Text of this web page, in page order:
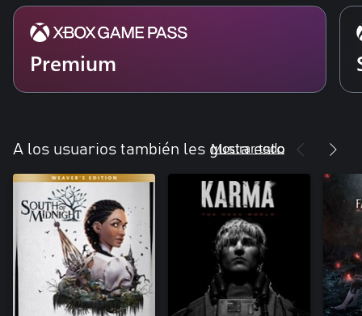
Premium
A los usuarios también les gusta esto
Mostrar todo